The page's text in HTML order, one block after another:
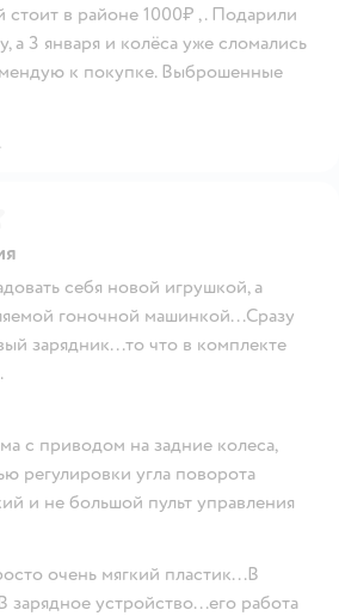
стоит в районе 1000₽ ,. Подарили
а 3 января и колёса уже сломались
к покупке. Выброшенные
себя новой игрушкой, а
гоночной машинкой...Сразу
зарядник...то что в комплекте
с приводом на задние колеса,
регулировки угла поворота
и не большой пульт управления
очень мягкий пластик...В
зарядное устройство...его работа